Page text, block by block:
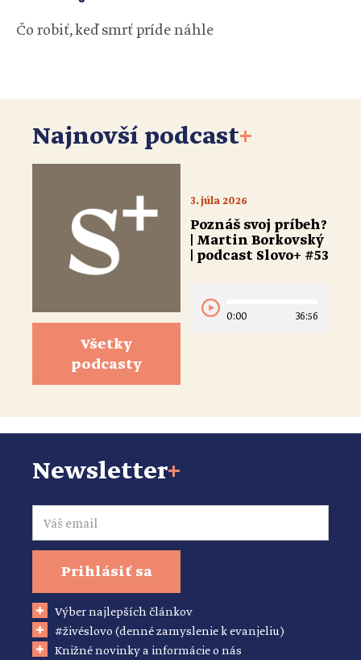
Čo robiť, keď smrť príde náhle
Najnovší podcast+
Všetky
podcasty
3. júla 2026
Poznáš svoj príbeh?
| Martin Borkovský
| podcast Slovo+ #53
0:00 36:56
Newsletter+
Email
Prihlásiť sa
Výber najlepších článkov
#živéslovo (denné zamyslenie k evanjeliu)
Knižné novinky a informácie o nás